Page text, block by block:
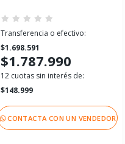
Transferencia o efectivo:
$1.698.591
$1.787.990
12 cuotas sin interés de:
$148.999
CONTACTA CON UN VENDEDOR